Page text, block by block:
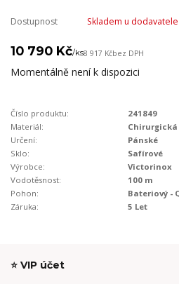
Dostupnost Skladem u
10 790 Kč/ks8 917 Kčbez DPH
Momentálně není k dispozici
Číslo produktu:
241849
Materiál:
Chirurgická
Určení:
Pánské
Sklo:
Safírové
Výrobce:
Victorinox
Vodotěsnost:
100 m
Pohon:
Bateriový -
Záruka:
5 Let
⭐ VIP účet